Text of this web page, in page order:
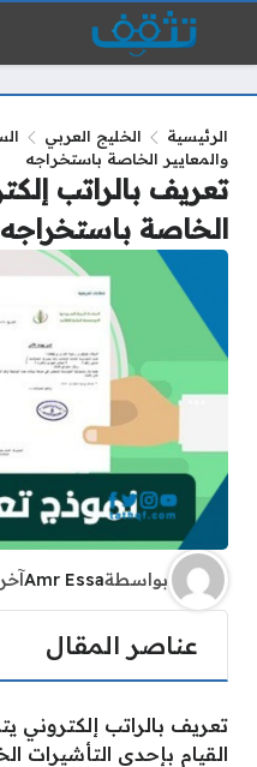
الرئيسية الخليج العربي
والمعايير الخاصة باستخراجه
تعريف بالراتب
الخاصة باستخراجه
بواسطةAmr Essa
عناصر المقال
تعريف بالراتب إلكتروني
القيام بإحدى التأشيرات